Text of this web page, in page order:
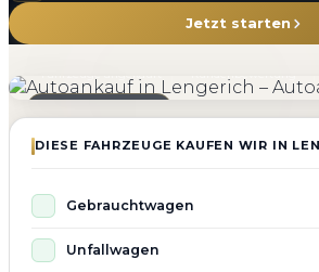
Jetzt starten
DIESE FAHRZEUGE KAUFEN WIR IN
Gebrauchtwagen
Unfallwagen